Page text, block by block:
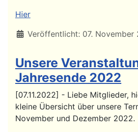
Hier
Details
Veröffentlicht: 07. November
Unsere
Jahresende 2022
[07.11.2022] - Liebe Mitglieder,
kleine Übersicht über unsere
November und Dezember 2022.